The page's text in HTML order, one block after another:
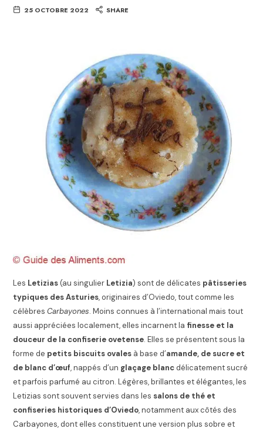
25 OCTOBRE 2022 SHARE
Les Letizias(au singulier Letizia) sont de délicates pâtisseries
typiques des Asturies, originaires d’Oviedo, tout comme les
célèbresCarbayones. Moins connues à l’international mais tout
aussi appréciées localement, elles incarnent la finesse et la
douceur de la confiserie ovetense. Elles se présentent sous la
forme de petits biscuits ovales à base d’amande, de sucre et
de blanc d’œuf, nappés d’un glaçage blancdélicatement sucré
et parfois parfumé au citron. Légères, brillantes et élégantes, les
Letizias sont souvent servies dans les salons de thé et
confiseries historiques d’Oviedo, notamment aux côtés des
Carbayones, dont elles constituent une version plus sobre et